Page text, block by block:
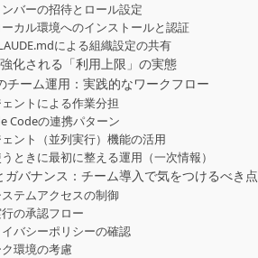
ンバーの招待とロール設定
ーカル環境へのインストールと認証
による組織設定の共有
化される「利用上限」の実態
チーム運用：実践的なワークフロー
ントによる作業分担
Codeの連携パターン
ント（並列実行）機能の活用
ときに最初に整える運用（一次情報）
ガバナンス：チーム導入で気をつけるべき点
テムアクセスの制御
の承認フロー
バシーポリシーの確認
環境の考慮